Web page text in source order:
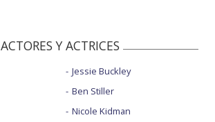
ACTORES Y ACTRICES
Jessie Buckley
Ben Stiller
Nicole Kidman